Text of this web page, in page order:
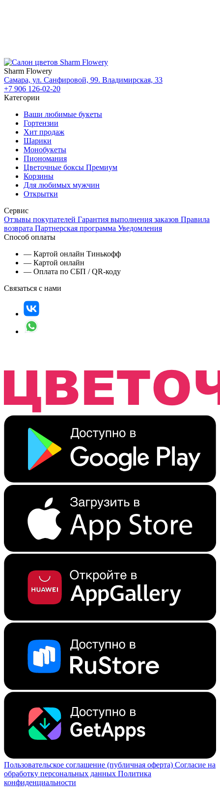
Sharm Flowery
Самара, ул. Санфировой, 99. Владимирская, 33
+7 906 126-02-20
Категории
Ваши любимые букеты
Гортензии
Хит продаж
Шарики
Монобукеты
Пиономания
Цветочные боксы Премиум
Корзины
Для любимых мужчин
Открытки
Сервис
Отзывы покупателей Гарантия выполнения заказов Правила
возврата Партнерская программа Уведомления
Способ оплаты
— Картой онлайн Тинькофф
— Картой онлайн
— Оплата по СБП / QR-коду
Связаться с нами
Пользовательское соглашение (публичная оферта) Согласие на
обработку персональных данных Политика
конфиденциальности